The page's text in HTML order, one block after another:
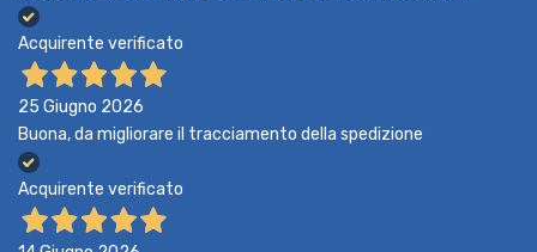
Acquirente verificato
25 Giugno 2026
Buona, da migliorare il tracciamento della spedizione
Acquirente verificato